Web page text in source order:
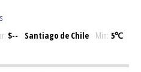
$-- Santiago de Chile Min: 5℃